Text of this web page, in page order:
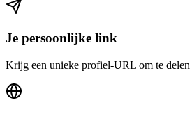
Je persoonlijke link
Krijg een unieke profiel-URL om te